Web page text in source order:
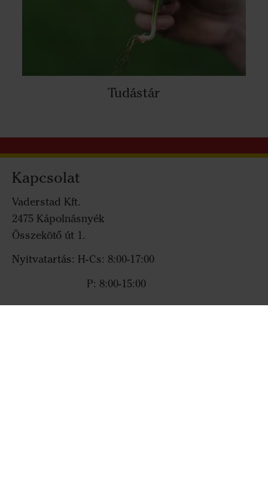
Tudástár
Kapcsolat
Vaderstad Kft.
2475 Kápolnásnyék
Összekötő út 1.
Nyitvatartás: H-Cs: 8:00-17:00
P: 8:00-15:00